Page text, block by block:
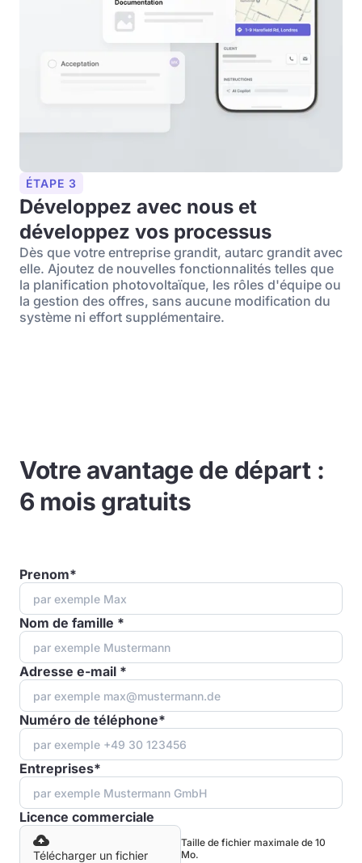
ÉTAPE 3
Développez avec nous et
développez vos processus
Dès que votre entreprise grandit, autarc grandit avec
elle. Ajoutez de nouvelles fonctionnalités telles que
la planification photovoltaïque, les rôles d'équipe ou
la gestion des offres, sans aucune modification du
système ni effort supplémentaire.
Votre avantage de départ :
6 mois gratuits
Prenom*
Nom de famille *
Adresse e-mail *
Numéro de téléphone*
Entreprises*
Licence commerciale
Télécharger un fichier
Taille de fichier maximale de 10
Mo.